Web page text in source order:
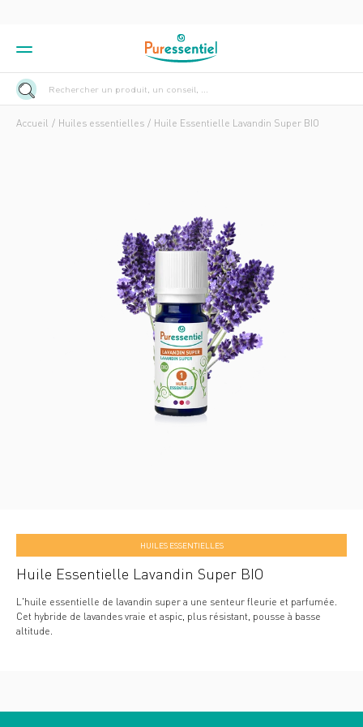
Rechercher un produit, un conseil, ...
Accueil Huiles essentielles Huile Essentielle Lavandin Super BIO
HUILES ESSENTIELLES
Huile Essentielle Lavandin Super BIO
L'huile essentielle de lavandin super a une senteur fleurie et parfumée.
Cet hybride de lavandes vraie et aspic, plus résistant, pousse à basse
altitude.